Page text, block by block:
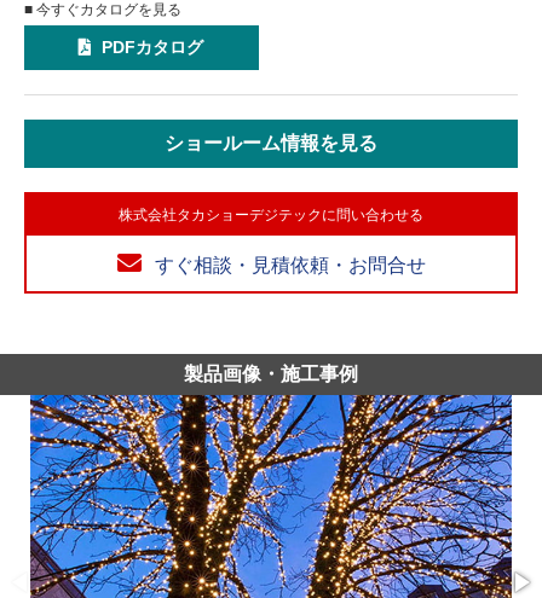
■ 今すぐカタログを見る
PDFカタログ
ショールーム情報を見る
株式会社タカショーデジテックに問い合わせる
すぐ相談・見積依頼・お問合せ
製品画像・施工事例